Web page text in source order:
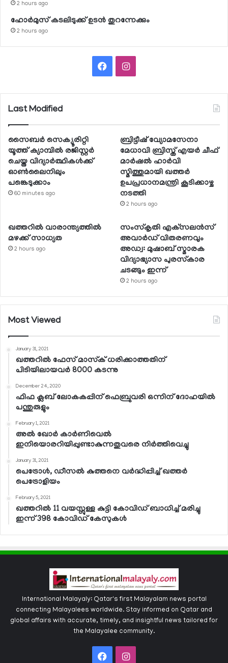
2 hours ago
ഹോര്‍മുസ് കടലിടുക്ക് ഉടന്‍ തുറന്നേക്കും
2 hours ago
FacebookInstagram
Last Modified
സൈബര്‍ സെക്യൂരിറ്റി
യൂത്ത് ക്യാമ്പില്‍ രജിസ്റ്റര്‍
ചെയ്ത വിദ്യാര്‍ത്ഥികള്‍ക്ക്
ഓണ്‍ലൈനിലും
പങ്കെടുക്കാം
60 minutes ago
ബ്രിട്ടീഷ് വ്യോമസേനാ
മേധാവി ബ്രിസ്ത് എയര്‍ ചീഫ്
മാര്‍ഷല്‍ ഹാര്‍വി
സ്മിത്തുമായി ഖത്തര്‍
ഉപപ്രധാനമന്ത്രി കൂടിക്കാഴ്ച
നടത്തി
2 hours ago
ഖത്തറില്‍ വാരാന്ത്യത്തില്‍
മഴക്ക് സാധ്യത
2 hours ago
സംസ്‌കൃതി എക്‌സലന്‍സ്
അവാര്‍ഡ് വിതരണവും
അഡ്വ: മുഷാബ് സ്മാരക
വിദ്യാഭ്യാസ പുരസ്‌കാര
ചടങ്ങും ഇന്ന്
2 hours ago
Most Viewed
January 31, 2021
ഖത്തറില്‍ ഫേസ് മാസ്‌ക് ധരിക്കാത്തതിന്
പിടിയിലായവര്‍ 8000 കടന്നു
December 24, 2020
ഫിഫ ക്ലബ് ലോകകപ്പിന് ഫെബ്രുവരി ഒന്നിന് ദോഹയില്‍
പന്തുരുളും
February 1, 2021
അല്‍ ഖോര്‍ കാര്‍ണിവെല്‍
ഇനിയൊരറിയിപ്പുണ്ടാകുന്നതുവരെ നിര്‍ത്തിവെച്ചു
January 31, 2021
പെട്രോള്‍, ഡീസല്‍ കുത്തനെ വര്‍ദ്ധിപ്പിച്ച് ഖത്തര്‍
പെട്രോളിയം
February 5, 2021
ഖത്തറില്‍ 11 വയസ്സുള്ള കുട്ടി കോവിഡ് ബാധിച്ച് മരിച്ചു
ഇന്ന് 398 കോവിഡ് കേസുകള്‍
International Malayaly: Qatar's first Malayalam news portal
connecting Malayalees worldwide. Stay informed on Qatar and
global affairs with accurate, timely, and insightful news tailored for
the Malayalee community.
FacebookInstagram